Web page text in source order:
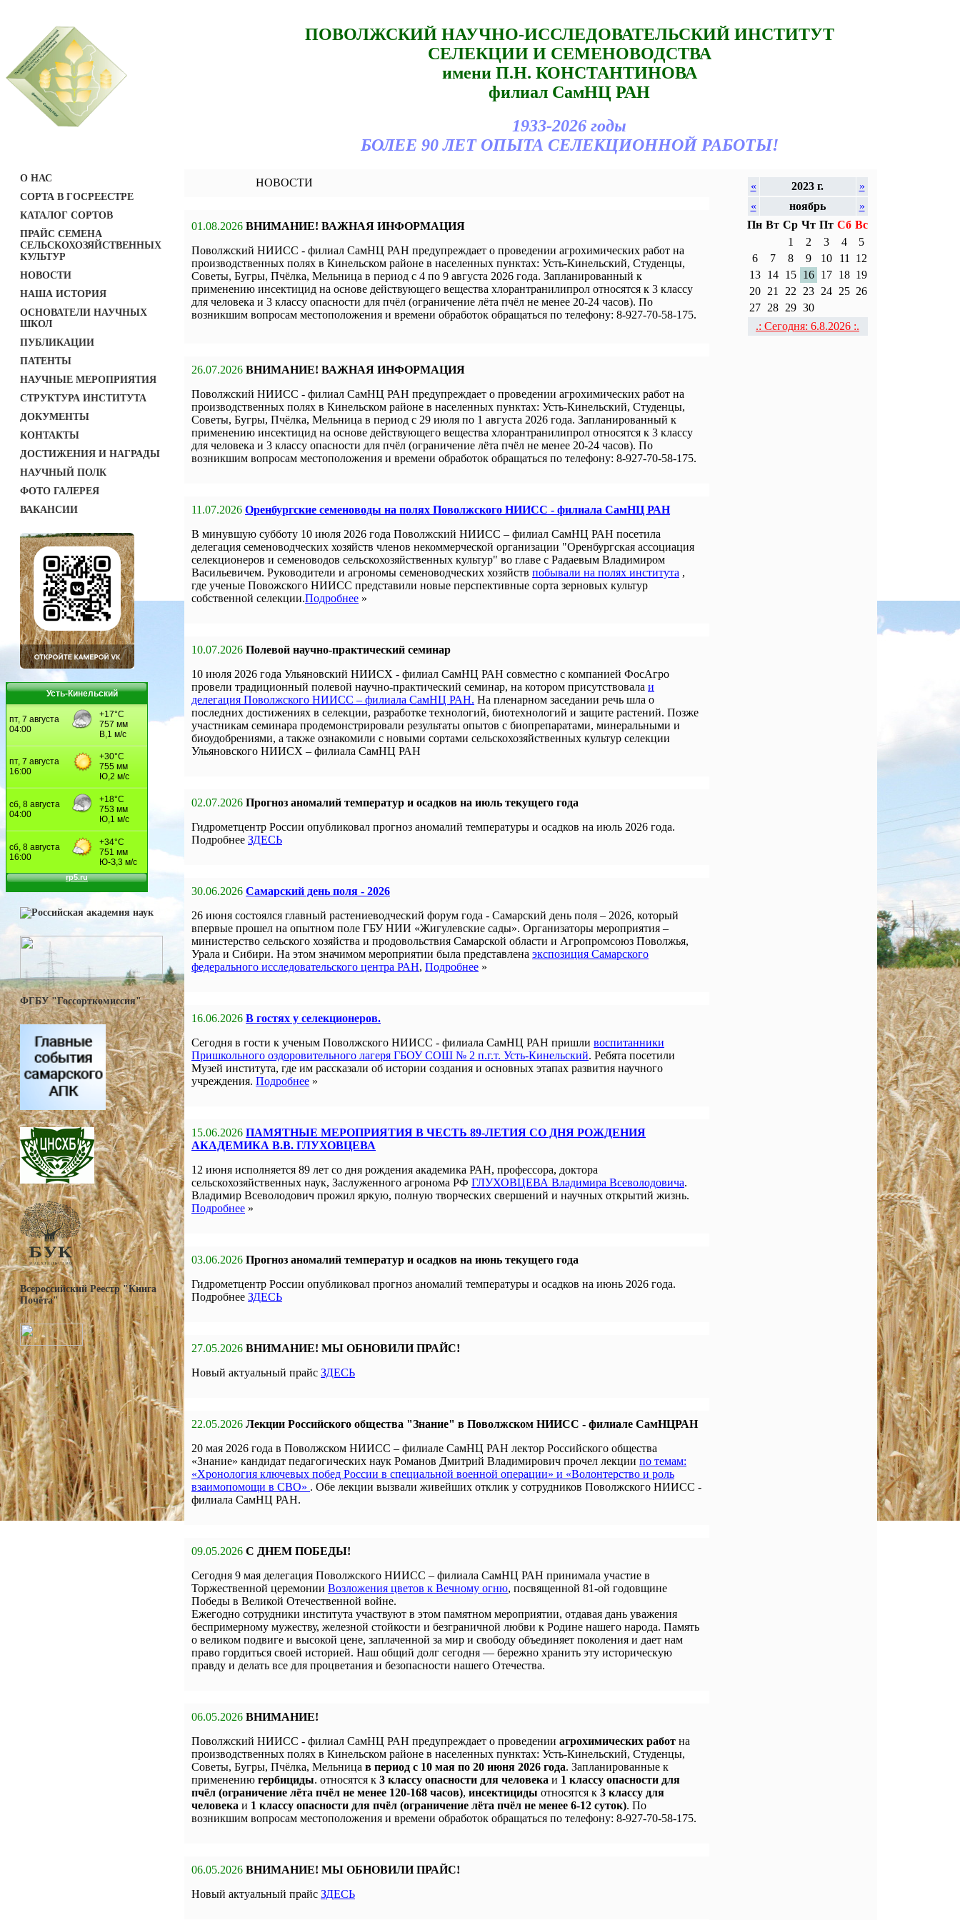
ПОВОЛЖСКИЙ НАУЧНО-ИССЛЕДОВАТЕЛЬСКИЙ ИНСТИТУТ
СЕЛЕКЦИИ И СЕМЕНОВОДСТВА
имени П.Н. КОНСТАНТИНОВА
филиал СамНЦ РАН
1933-2026 годы
БОЛЕЕ 90 ЛЕТ ОПЫТА СЕЛЕКЦИОННОЙ РАБОТЫ!
О НАС
СОРТА В ГОСРЕЕСТРЕ
КАТАЛОГ СОРТОВ
ПРАЙС СЕМЕНА
СЕЛЬСКОХОЗЯЙСТВЕННЫХ
КУЛЬТУР
НОВОСТИ
НАША ИСТОРИЯ
ОСНОВАТЕЛИ НАУЧНЫХ
ШКОЛ
ПУБЛИКАЦИИ
ПАТЕНТЫ
НАУЧНЫЕ МЕРОПРИЯТИЯ
СТРУКТУРА ИНСТИТУТА
ДОКУМЕНТЫ
КОНТАКТЫ
ДОСТИЖЕНИЯ И НАГРАДЫ
НАУЧНЫЙ ПОЛК
ФОТО ГАЛЕРЕЯ
ВАКАНСИИ
Усть-Кинельский
ФГБУ "Госсорткомиссия"
Всероссийский Реестр "Книга
Почёта"
НОВОСТИ « 2023 г.
»
«
ноябрь
»
Пн Вт Ср Чт Пт Сб Вс
1
2 3 4
5
6
7 8 9 10 11
12
13
14 15 16 17 18 19
20
21 22 23 24 25 26
27
28 29 30
.: Сегодня: 6.8.2026 :.
01.08.2026 ВНИМАНИЕ! ВАЖНАЯ ИНФОРМАЦИЯ
Поволжский НИИСС - филиал СамНЦ РАН предупреждает о проведении агрохимических работ на
производственных полях в Кинельском районе в населенных пунктах: Усть-Кинельский, Студенцы,
Советы, Бугры, Пчёлка, Мельница в период с 4 по 9 августа 2026 года. Запланированный к
применению инсектицид на основе действующего вещества хлорантранилипрол относятся к 3 классу
для человека и 3 классу опасности для пчёл (ограничение лёта пчёл не менее 20-24 часов). По
возникшим вопросам местоположения и времени обработок обращаться по телефону: 8-927-70-58-175.
26.07.2026 ВНИМАНИЕ! ВАЖНАЯ ИНФОРМАЦИЯ
Поволжский НИИСС - филиал СамНЦ РАН предупреждает о проведении агрохимических работ на
производственных полях в Кинельском районе в населенных пунктах: Усть-Кинельский, Студенцы,
Советы, Бугры, Пчёлка, Мельница в период с 29 июля по 1 августа 2026 года. Запланированный к
применению инсектицид на основе действующего вещества хлорантранилипрол относятся к 3 классу
для человека и 3 классу опасности для пчёл (ограничение лёта пчёл не менее 20-24 часов). По
возникшим вопросам местоположения и времени обработок обращаться по телефону: 8-927-70-58-175.
11.07.2026 Оренбургские семеноводы на полях Поволжского НИИСС - филиала СамНЦ РАН
В минувшую субботу 10 июля 2026 года Поволжский НИИСС – филиал СамНЦ РАН посетила
делегация семеноводческих хозяйств членов некоммерческой организации "Оренбургская ассоциация
селекционеров и семеноводов сельскохозяйственных культур" во главе с Радаевым Владимиром
Васильевичем. Руководители и агрономы семеноводческих хозяйств побывали на полях института ,
где ученые Повожского НИИСС представили новые перспективные сорта зерновых культур
собственной селекции.Подробнее »
10.07.2026 Полевой научно-практический семинар
10 июля 2026 года Ульяновский НИИСХ - филиал СамНЦ РАН совместно с компанией ФосАгро
провели традиционный полевой научно-практический семинар, на котором присутствовала и
делегация Поволжского НИИСС – филиала СамНЦ РАН. На пленарном заседании речь шла о
последних достижениях в селекции, разработке технологий, биотехнологий и защите растений. Позже
участникам семинара продемонстрировали результаты опытов с биопрепаратами, минеральными и
биоудобрениями, а также ознакомили с новыми сортами сельскохозяйственных культур селекции
Ульяновского НИИСХ – филиала СамНЦ РАН
02.07.2026 Прогноз аномалий температур и осадков на июль текущего года
Гидрометцентр России опубликовал прогноз аномалий температуры и осадков на июль 2026 года.
Подробнее ЗДЕСЬ
30.06.2026 Самарский день поля - 2026
26 июня состоялся главный растениеводческий форум года - Самарский день поля – 2026, который
впервые прошел на опытном поле ГБУ НИИ «Жигулевские сады». Организаторы мероприятия –
министерство сельского хозяйства и продовольствия Самарской области и Агропромсоюз Поволжья,
Урала и Сибири. На этом значимом мероприятии была представлена экспозиция Самарского
федерального исследовательского центра РАН, Подробнее »
16.06.2026 В гостях у селекционеров.
Сегодня в гости к ученым Поволжского НИИСС - филиала СамНЦ РАН пришли воспитанники
Пришкольного оздоровительного лагеря ГБОУ СОШ № 2 п.г.т. Усть-Кинельский. Ребята посетили
Музей института, где им рассказали об истории создания и основных этапах развития научного
учреждения. Подробнее »
15.06.2026 ПАМЯТНЫЕ МЕРОПРИЯТИЯ В ЧЕСТЬ 89-ЛЕТИЯ СО ДНЯ РОЖДЕНИЯ
АКАДЕМИКА В.В. ГЛУХОВЦЕВА
12 июня исполняется 89 лет со дня рождения академика РАН, профессора, доктора
сельскохозяйственных наук, Заслуженного агронома РФ ГЛУХОВЦЕВА Владимира Всеволодовича.
Владимир Всеволодович прожил яркую, полную творческих свершений и научных открытий жизнь.
Подробнее »
03.06.2026 Прогноз аномалий температур и осадков на июнь текущего года
Гидрометцентр России опубликовал прогноз аномалий температуры и осадков на июнь 2026 года.
Подробнее ЗДЕСЬ
27.05.2026 ВНИМАНИЕ! МЫ ОБНОВИЛИ ПРАЙС!
Новый актуальный прайс ЗДЕСЬ
22.05.2026 Лекции Российского общества "Знание" в Поволжском НИИСС - филиале СамНЦРАН
20 мая 2026 года в Поволжском НИИСС – филиале СамНЦ РАН лектор Российского общества
«Знание» кандидат педагогических наук Романов Дмитрий Владимирович прочел лекции по темам:
«Хронология ключевых побед России в специальной военной операции» и «Волонтерство и роль
взаимопомощи в СВО» . Обе лекции вызвали живейших отклик у сотрудников Поволжского НИИСС -
филиала СамНЦ РАН.
09.05.2026 С ДНЕМ ПОБЕДЫ!
Сегодня 9 мая делегация Поволжского НИИСС – филиала СамНЦ РАН принимала участие в
Торжественной церемонии Возложения цветов к Вечному огню, посвященной 81-ой годовщине
Победы в Великой Отечественной войне.
Ежегодно сотрудники института участвуют в этом памятном мероприятии, отдавая дань уважения
беспримерному мужеству, железной стойкости и безграничной любви к Родине нашего народа. Память
о великом подвиге и высокой цене, заплаченной за мир и свободу объединяет поколения и дает нам
право гордиться своей историей. Наш общий долг сегодня — бережно хранить эту историческую
правду и делать все для процветания и безопасности нашего Отечества.
06.05.2026 ВНИМАНИЕ!
Поволжский НИИСС - филиал СамНЦ РАН предупреждает о проведении агрохимических работ на
производственных полях в Кинельском районе в населенных пунктах: Усть-Кинельский, Студенцы,
Советы, Бугры, Пчёлка, Мельница в период с 10 мая по 20 июня 2026 года. Запланированные к
применению гербициды. относятся к 3 классу опасности для человека и 1 классу опасности для
пчёл (ограничение лёта пчёл не менее 120-168 часов), инсектициды относятся к 3 классу для
человека и 1 классу опасности для пчёл (ограничение лёта пчёл не менее 6-12 суток). По
возникшим вопросам местоположения и времени обработок обращаться по телефону: 8-927-70-58-175.
06.05.2026 ВНИМАНИЕ! МЫ ОБНОВИЛИ ПРАЙС!
Новый актуальный прайс ЗДЕСЬ